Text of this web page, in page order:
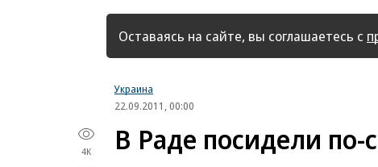
страница
Оставаясь на сайте, вы соглашаетесь с
Украина
22.09.2011, 00:00
4K В Раде посидели